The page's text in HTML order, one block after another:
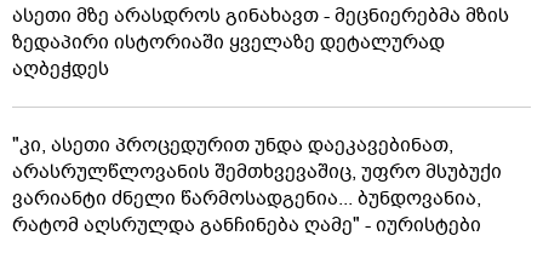
ასეთი მზე არასდროს გინახავთ - მეცნიერებმა მზის
ზედაპირი ისტორიაში ყველაზე დეტალურად
აღბეჭდეს
"კი, ასეთი პროცედურით უნდა დაეკავებინათ,
არასრულწლოვანის შემთხვევაშიც, უფრო მსუბუქი
ვარიანტი ძნელი წარმოსადგენია... ბუნდოვანია,
რატომ აღსრულდა განჩინება ღამე" - იურისტები